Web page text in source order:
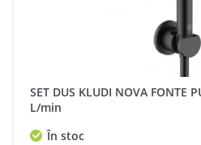
SET DUS KLUDI NOVA FONTE PURISTIC, NEGRU MAT, 15
L/min
În stoc